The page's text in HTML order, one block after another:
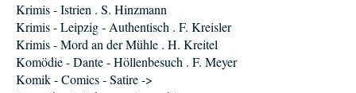
Krimis - Istrien . S. Hinzmann
Krimis - Leipzig - Authentisch . F. Kreisler
Krimis - Mord an der Mühle . H. Kreitel
Komödie - Dante - Höllenbesuch . F. Meyer
Komik - Comics - Satire ->